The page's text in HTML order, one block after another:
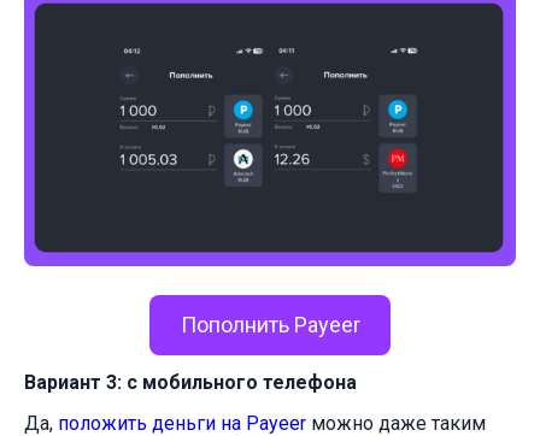
Пополнить Payeer
Вариант 3: с мобильного телефона
Да, положить деньги на Payeer можно даже таким